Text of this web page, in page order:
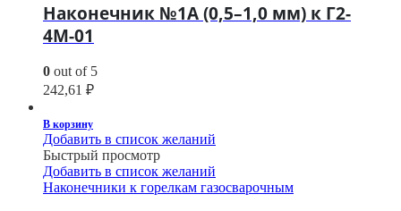
Наконечник №1А (0,5–1,0 мм) к Г2-
4М-01
0 out of 5
242,61 ₽
В корзину
Добавить в список желаний
Быстрый просмотр
Добавить в список желаний
Наконечники к горелкам газосварочным